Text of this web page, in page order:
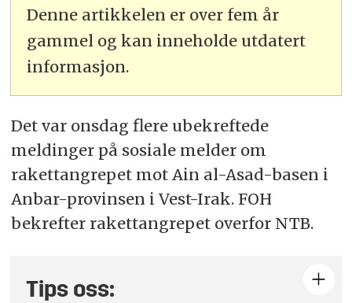
Denne artikkelen er over fem år
gammel og kan inneholde utdatert
informasjon.
Det var onsdag flere ubekreftede
meldinger på sosiale melder om
rakettangrepet mot Ain al-Asad-basen i
Anbar-provinsen i Vest-Irak. FOH
bekrefter rakettangrepet overfor NTB.
Tips oss: